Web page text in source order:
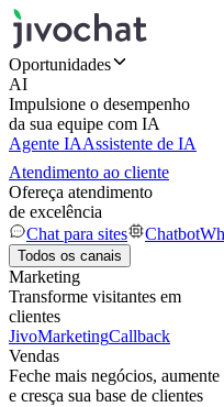
Oportunidades
AI
Impulsione o desempenho
da sua equipe com IA
Agente IAAssistente de IA
Atendimento ao cliente
Ofereça atendimento
de excelência
Chat para sites
Chatbot
Todos os canais
Marketing
Transforme visitantes em
clientes
JivoMarketingCallback
Vendas
Feche mais negócios,
e cresça sua base de clientes